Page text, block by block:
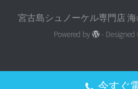
宮古島シュノーケル専門店 海
Powered by -
今すぐ